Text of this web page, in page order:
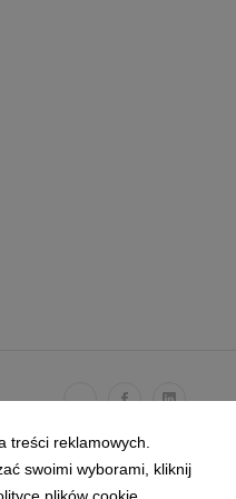
treści reklamowych.
swoimi wyborami, kliknij